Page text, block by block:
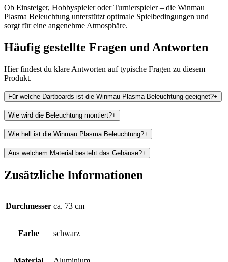
Ob Einsteiger, Hobbyspieler oder Turnierspieler – die Winmau
Plasma Beleuchtung unterstützt optimale Spielbedingungen und
sorgt für eine angenehme Atmosphäre.
Häufig gestellte Fragen und Antworten
Hier findest du klare Antworten auf typische Fragen zu diesem
Produkt.
Für welche Dartboards ist die Winmau Plasma Beleuchtung geeignet?+
Wie wird die Beleuchtung montiert?+
Wie hell ist die Winmau Plasma Beleuchtung?+
Aus welchem Material besteht das Gehäuse?+
Zusätzliche Informationen
Durchmesser ca. 73 cm
Farbe schwarz